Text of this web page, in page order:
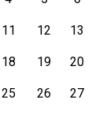
11 12 13
18 19 20
25 26 27